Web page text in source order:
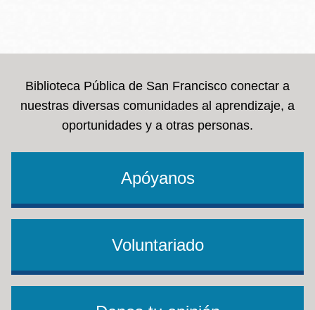
Biblioteca Pública de San Francisco conectar a
nuestras diversas comunidades al aprendizaje, a
oportunidades y a otras personas.
Apóyanos
Voluntariado